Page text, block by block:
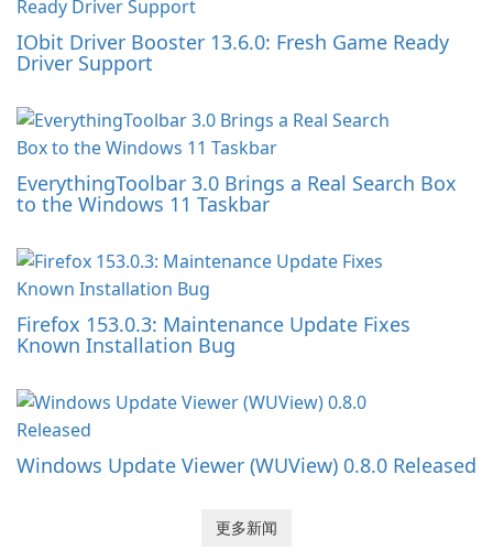
IObit Driver Booster 13.6.0: Fresh Game Ready
Driver Support
EverythingToolbar 3.0 Brings a Real Search Box
to the Windows 11 Taskbar
Firefox 153.0.3: Maintenance Update Fixes
Known Installation Bug
Windows Update Viewer (WUView) 0.8.0 Released
更多新闻